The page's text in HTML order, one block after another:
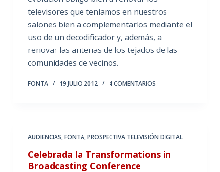
televisores que teníamos en nuestros
salones bien a complementarlos mediante el
uso de un decodificador y, además, a
renovar las antenas de los tejados de las
comunidades de vecinos.
FONTA 19 JULIO 2012 4 COMENTARIOS
AUDIENCIAS,FONTA,PROSPECTIVA TELEVISIÓN DIGITAL
Celebrada la Transformations in
Broadcasting Conference